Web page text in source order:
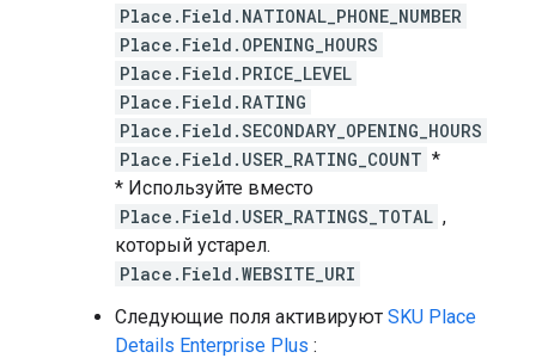
Place.Field.NATIONAL_PHONE_NUMBER
Place.Field.OPENING_HOURS
Place.Field.PRICE_LEVEL
Place.Field.RATING
Place.Field.SECONDARY_OPENING_HOURS
Place.Field.USER_RATING_COUNT *
* Используйте вместо
Place.Field.USER_RATINGS_TOTAL ,
который устарел.
Place.Field.WEBSITE_URI
Следующие поля активируют SKU Place
Details Enterprise Plus :